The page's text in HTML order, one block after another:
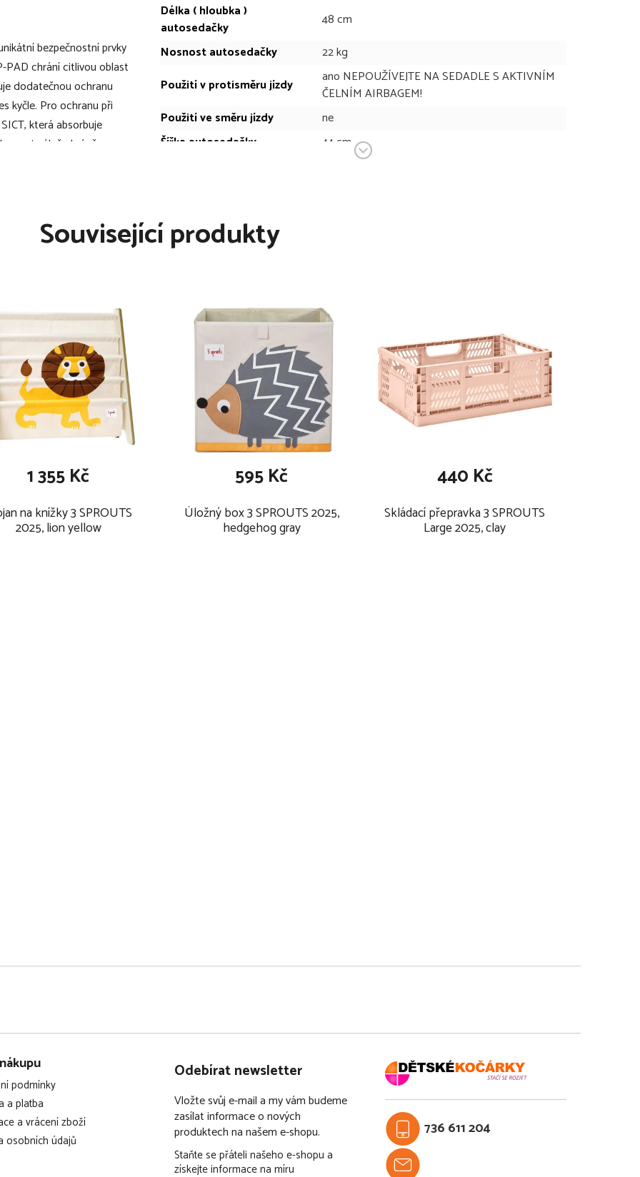
bezpečnostní prvky
PAD chrání citlivou oblast
dodatečnou ochranu
kyčle. Pro ochranu při
která absorbuje
maximálně chráněno ze
ISOFIX
chrániče hrudníku, do
XP-Pad a SecureGuard
pásu, který má
pás vašeho vozu.
let (do 150 cm)
v kombinaci s tou
autosedačky
nárazu
Délka ( hloubka )
autosedačky
48 cm
Nosnost autosedačky
22 kg
Použití v protisměru jízdy
ano NEPOUŽÍVEJTE NA SEDADLE S AKTIVNÍM
ČELNÍM AIRBAGEM!
Použití ve směru jízdy
ne
Šířka autosedačky
44 cm
Související produkty
na knížky 3 SPROUTS
2025, lion yellow
1 355 Kč
Úložný box 3 SPROUTS 2025,
hedgehog gray
595 Kč
Skládací přepravka 3 SPROUTS
Large 2025, clay
440 Kč
podmínky
a platba
a vrácení zboží
osobních údajů
Odebírat newsletter
Vložte svůj e-mail a my vám budeme
zasílat informace o nových
produktech na našem e-shopu.
Staňte se přáteli našeho e-shopu a
získejte informace na míru
736 611 204